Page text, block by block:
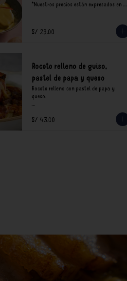
*Nuestros precios están expresados en
S/ 29.00
Rocoto relleno de guiso,
pastel de papa y queso
Rocoto relleno con pastel de papa y
queso.
*Nuestros precios están expresados en
soles e incluyen impuestos de ley y
S/ 43.00